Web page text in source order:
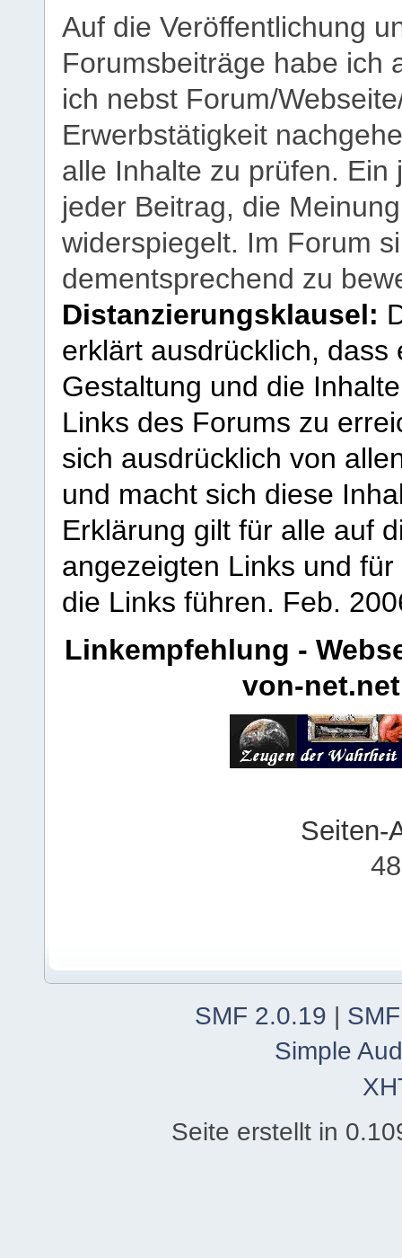
Auf die Veröffentlichung
Forumsbeiträge habe ich
ich nebst Forum/
Erwerbstätigkeit
alle Inhalte zu prüfen.
jeder Beitrag, die
widerspiegelt. Im Forum
dementsprechend zu
Distanzierungsklausel:
erklärt ausdrücklich,
Gestaltung und die
Links des Forums zu
sich ausdrücklich von
und macht sich diese
Erklärung gilt für alle auf
angezeigten Links und
die Links führen. Feb.
Linkempfehlung -
von-net.net
Seiten-
SMF 2.0.19 |
Simple
Seite erstellt in